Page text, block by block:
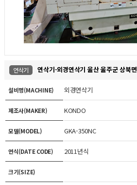
연삭기 연삭기-외경연삭기 울산 울주군 상북면
설비명(MACHINE) 외경연삭기
제조사(MAKER) KONDO
모델(MODEL) GKA-350NC
연식(DATE CODE) 2011년식
크기(SIZE)